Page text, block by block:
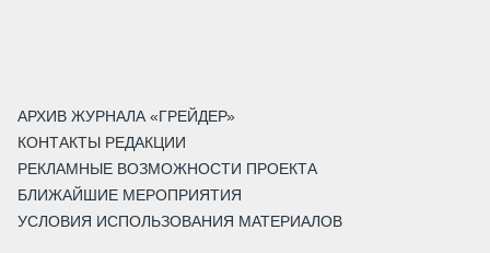
АРХИВ ЖУРНАЛА «ГРЕЙДЕР»
КОНТАКТЫ РЕДАКЦИИ
РЕКЛАМНЫЕ ВОЗМОЖНОСТИ ПРОЕКТА
БЛИЖАЙШИЕ МЕРОПРИЯТИЯ
УСЛОВИЯ ИСПОЛЬЗОВАНИЯ МАТЕРИАЛОВ